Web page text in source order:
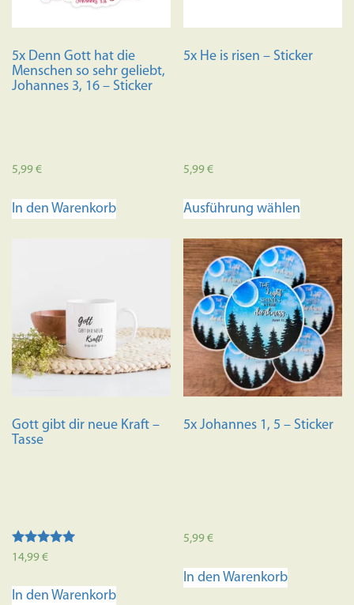
gewählt
werden
werden
5x Denn Gott hat die
Menschen so sehr geliebt,
Johannes 3, 16 – Sticker
5,99€
In den Warenkorb
5x He is risen – Sticker
5,99€
Ausführung wählen
mehrere
auf.
Die
können
auf
der
gewählt
Gott gibt dir neue Kraft –
Tasse
Bewertet mit
5.00
14,99€
In den Warenkorb
5x Johannes 1, 5 – Sticker
5,99€
In den Warenkorb